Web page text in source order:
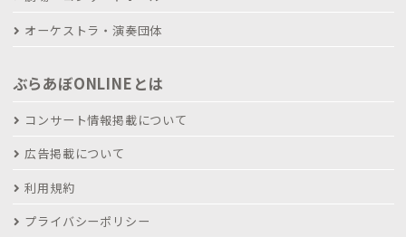
オーケストラ・演奏団体
ぶらあぼONLINEとは
コンサート情報掲載について
広告掲載について
利用規約
プライバシーポリシー